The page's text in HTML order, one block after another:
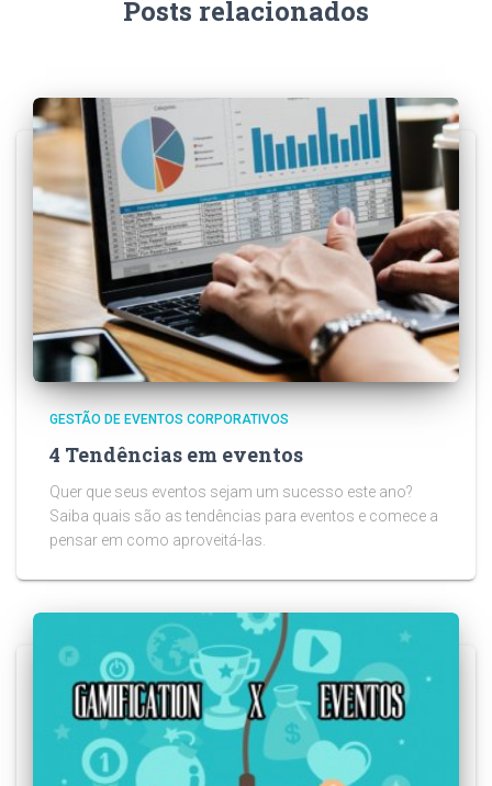
Posts relacionados
GESTÃO DE EVENTOS CORPORATIVOS
4 Tendências em eventos
Quer que seus eventos sejam um sucesso este ano?
Saiba quais são as tendências para eventos e comece a
pensar em como aproveitá-las.